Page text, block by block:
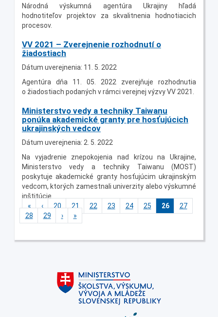
Národná výskumná agentúra Ukrajiny hľadá
hodnotiteľov projektov za skvalitnenia hodnotiacich
procesov.
VV 2021 – Zverejnenie rozhodnutí o
žiadostiach
Dátum uverejnenia: 11. 5. 2022
Agentúra dňa 11. 05. 2022 zverejňuje rozhodnutia
o žiadostiach podaných v rámci verejnej výzvy VV 2021.
Ministerstvo vedy a techniky Taiwanu
ponúka akademické granty pre hosťujúcich
ukrajinských vedcov
Dátum uverejnenia: 2. 5. 2022
Na vyjadrenie znepokojenia nad krízou na Ukrajine,
Ministerstvo vedy a techniky Taiwanu (MOST)
poskytuje akademické granty hosťujúcim ukrajinským
vedcom, ktorých zamestnali univerzity alebo výskumné
inštitúcie.
«
‹ 20 21 22 23 24 25 26
27
28
29 › »